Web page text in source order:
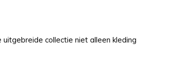
uitgebreide collectie niet alleen kleding